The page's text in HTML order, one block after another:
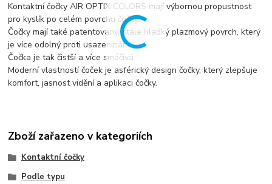
Kontaktní čočky AIR OPTIX COLORS mají výbornou propustnost
pro kyslík po celém povrchu čočky.
Čočky mají také patentovaný, stále hladký plazmový povrch, který
je více odolný proti usazeninám.
Čočka je tak čistší a více smáčivá.
Moderní vlastností čoček je asférický design čočky, který zlepšuje
komfort, jasnost vidění a aplikaci čočky.
Zboží zařazeno v kategoriích
Kontaktní čočky
Podle typu